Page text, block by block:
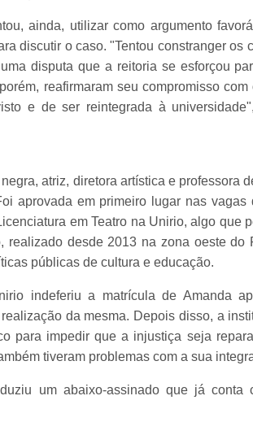
ainda, utilizar como argumento
discutir o caso. "Tentou constranger os
disputa que a reitoria se esforçou
reafirmaram seu compromisso
e de ser reintegrada à
atriz, diretora artística e professora
aprovada em primeiro lugar nas vagas
em Teatro na Unirio, algo que
realizado desde 2013 na zona oeste do
públicas de cultura e educação.
indeferiu a matrícula de Amanda
da mesma. Depois disso, a
para impedir que a injustiça seja
tiveram problemas com a sua
um abaixo-assinado que já conta